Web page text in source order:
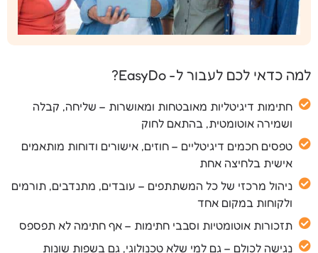
למה כדאי לכם לעבור ל- EasyDo?
חתימות דיגיטליות מאובטחות ומאושרות – שליחה, קבלה
ושמירה אוטומטית, בהתאם לחוק
טפסים חכמים דיגיטליים – חוזים, אישורים ודוחות מותאמים
אישית בלחיצה אחת
ניהול מרכזי של כל המשתתפים – עובדים, מתנדבים, תורמים
ולקוחות במקום אחד
תזכורות אוטומטיות וסבבי חתימות – אף חתימה לא תפספס
נגישה לכולם – גם למי שלא טכנולוגי, גם בשפות שונות